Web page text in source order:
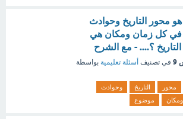
هو محور التاريخ وحوادث
في كل زمان ومكان هي
؟.... - مع الشرح
في تصنيف أسئلة تعليمية بواسطة
محور التاريخ
وحوادث
ومكان موضوع